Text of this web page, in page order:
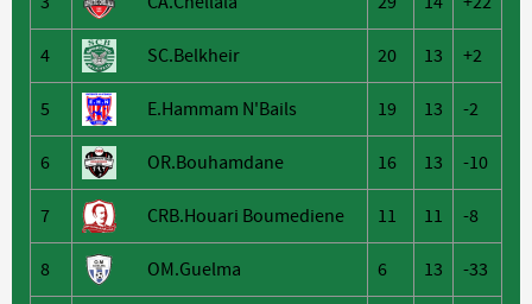
4 SC.Belkheir 20 13 +2
5 E.Hammam N'Bails 19 13 -2
6 OR.Bouhamdane 16 13 -10
7 CRB.Houari Boumediene 11 11 -8
8 OM.Guelma 6 13 -33